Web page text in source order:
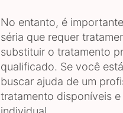
No entanto, é
séria que requer
substituir o tratamento
qualificado. Se você
buscar ajuda de um
tratamento disponíveis